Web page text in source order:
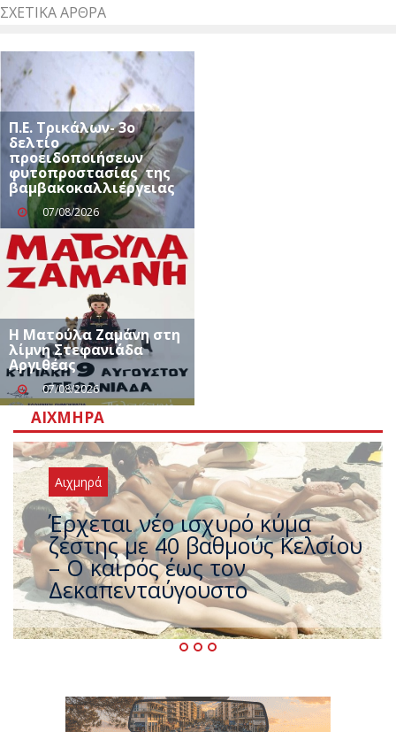
ΣΧΕΤΙΚΆ ΆΡΘΡΑ
Π.Ε. Τρικάλων- 3ο
δελτίο
προειδοποιήσεων
φυτοπροστασίας της
βαμβακοκαλλιέργειας
07/08/2026
Η Ματούλα Ζαμάνη στη
λίμνη Στεφανιάδα
Αργιθέας
07/08/2026
ΑΙΧΜΗΡΆ
Αιχμηρά
Άφαντος ο Τσίπρας… την ώρα
που η χώρα καίγεται